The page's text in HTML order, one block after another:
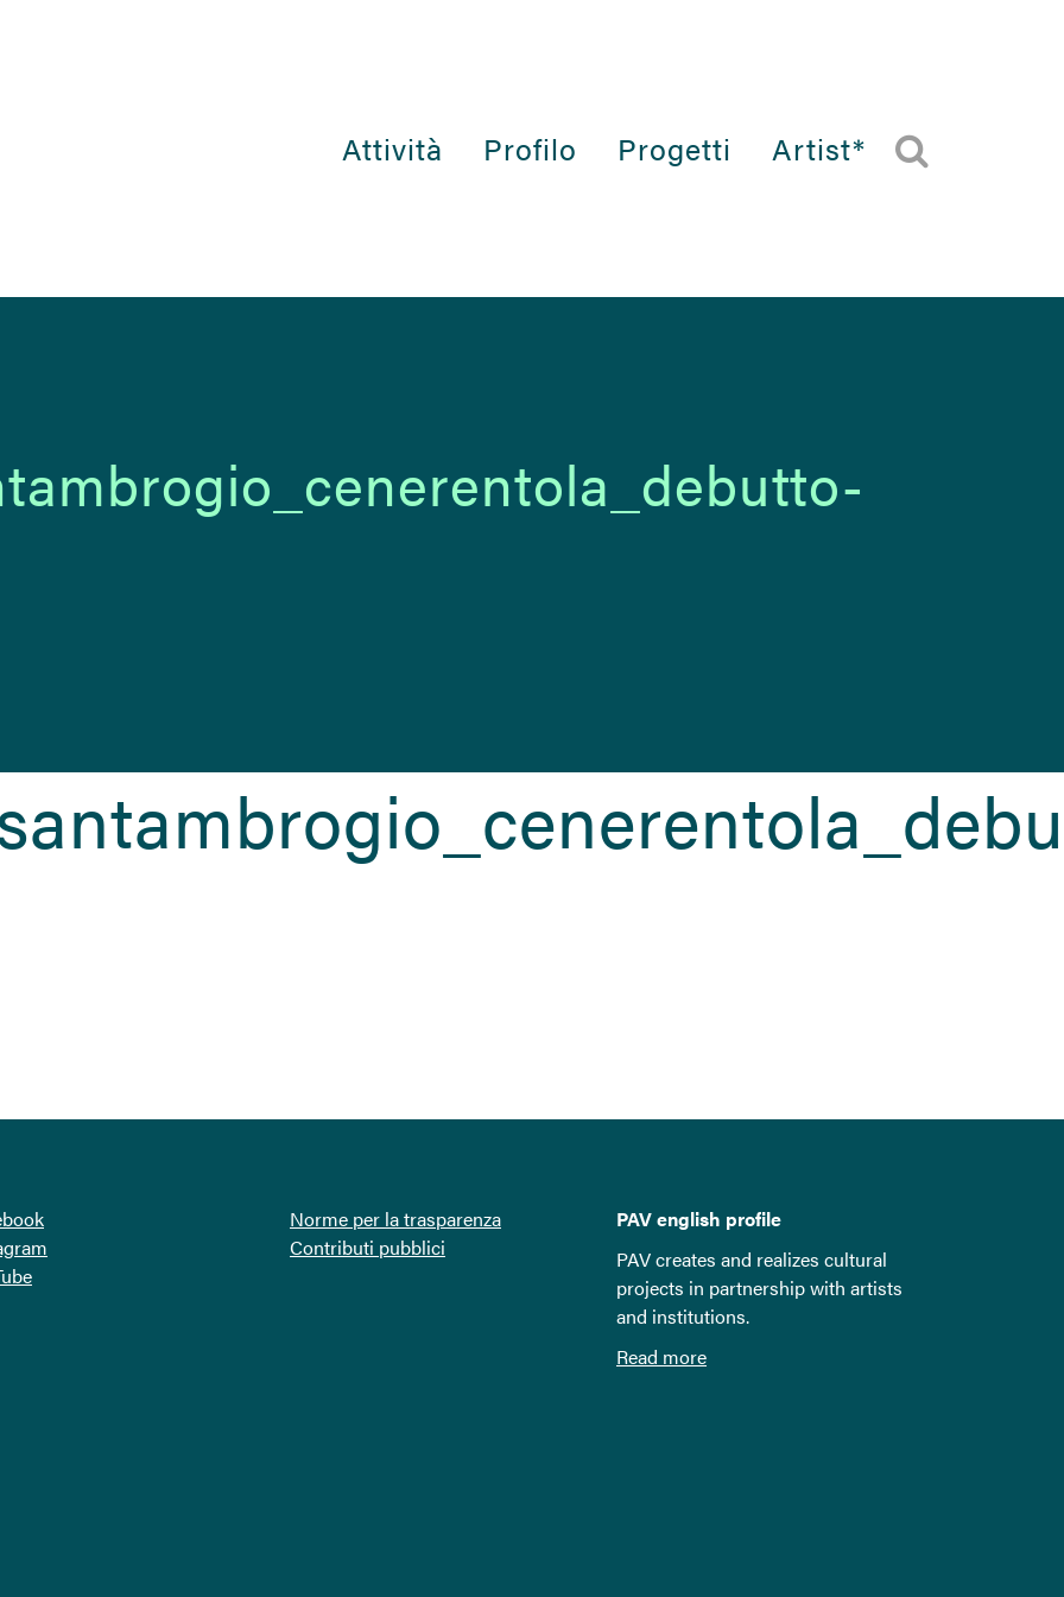
Attività Profilo Progetti Artist*
Norme per la trasparenza
Contributi pubblici
PAV english profile
PAV creates and realizes cultural
projects in partnership with artists
and institutions.
Read more